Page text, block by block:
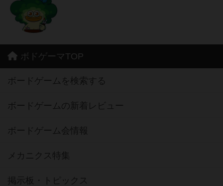
ボドゲーマTOP
ボードゲームを検索する
ボードゲームの新着レビュー
ボードゲーム会情報
メカニクス特集
掲示板・トピックス